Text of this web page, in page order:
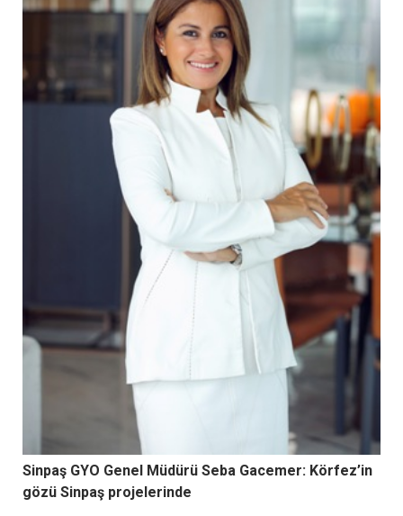
Sinpaş GYO Genel Müdürü Seba Gacemer: Körfez’in
gözü Sinpaş projelerinde